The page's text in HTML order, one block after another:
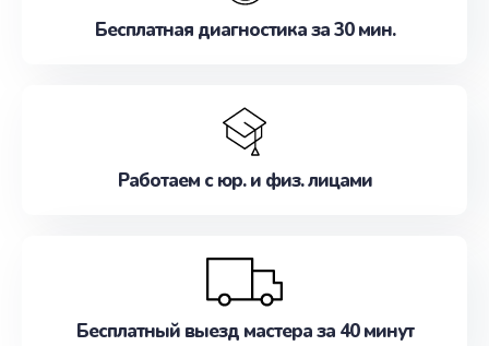
Бесплатная диагностика за 30 мин.
Работаем с юр. и физ. лицами
Бесплатный выезд мастера за 40 минут